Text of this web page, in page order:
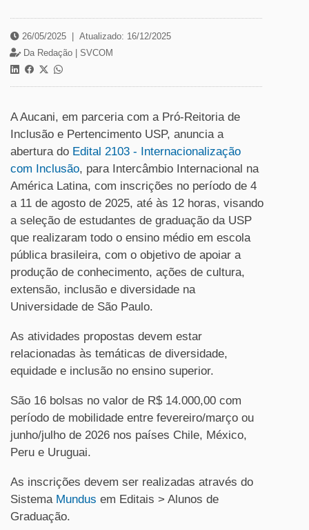
26/05/2025
Atualizado: 16/12/2025
Da Redação | SVCOM
A Aucani, em parceria com a Pró-Reitoria de
Inclusão e Pertencimento USP, anuncia a
abertura do Edital 2103 - Internacionalização
com Inclusão, para Intercâmbio Internacional na
América Latina, com inscrições no período de 4
a 11 de agosto de 2025, até às 12 horas, visando
a seleção de estudantes de graduação da USP
que realizaram todo o ensino médio em escola
pública brasileira, com o objetivo de apoiar a
produção de conhecimento, ações de cultura,
extensão, inclusão e diversidade na
Universidade de São Paulo.
As atividades propostas devem estar
relacionadas às temáticas de diversidade,
equidade e inclusão no ensino superior.
São 16 bolsas no valor de R$ 14.000,00 com
período de mobilidade entre fevereiro/março ou
junho/julho de 2026 nos países Chile, México,
Peru e Uruguai.
As inscrições devem ser realizadas através do
Sistema Mundus em Editais > Alunos de
Graduação.